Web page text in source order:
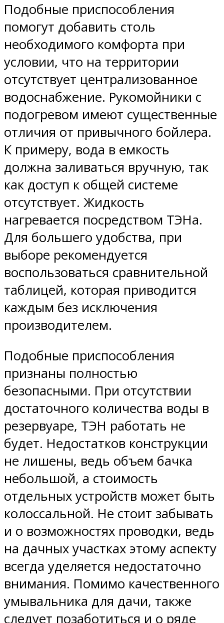
Подобные приспособления
помогут добавить столь
необходимого комфорта при
условии, что на территории
отсутствует централизованное
водоснабжение. Рукомойники с
подогревом имеют существенные
отличия от привычного бойлера.
К примеру, вода в емкость
должна заливаться вручную, так
как доступ к общей системе
отсутствует. Жидкость
нагревается посредством ТЭНа.
Для большего удобства, при
выборе рекомендуется
воспользоваться сравнительной
таблицей, которая приводится
каждым без исключения
производителем.
Подобные приспособления
признаны полностью
безопасными. При отсутствии
достаточного количества воды в
резервуаре, ТЭН работать не
будет. Недостатков конструкции
не лишены, ведь объем бачка
небольшой, а стоимость
отдельных устройств может быть
колоссальной. Не стоит забывать
и о возможностях проводки, ведь
на дачных участках этому аспекту
всегда уделяется недостаточно
внимания. Помимо качественного
умывальника для дачи, также
следует позаботиться и о ряде